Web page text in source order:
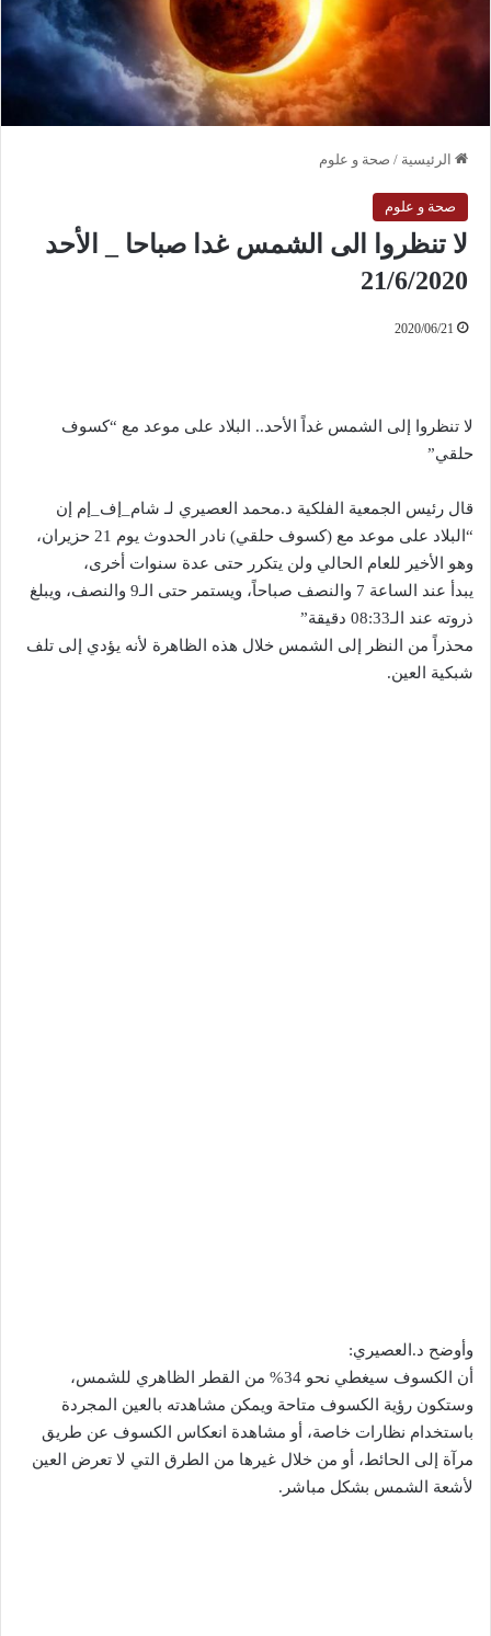
الرئيسية / صحة و علوم
صحة و علوم
لا تنظروا الى الشمس غدا صباحا _ الأحد
21/6/2020
2020/06/21
لا تنظروا إلى الشمس غداً الأحد.. البلاد على موعد مع “كسوف
حلقي”
قال رئيس الجمعية الفلكية د.محمد العصيري لـ شام_إف_إم إن
“البلاد على موعد مع (كسوف حلقي) نادر الحدوث يوم 21 حزيران،
وهو الأخير للعام الحالي ولن يتكرر حتى عدة سنوات أخرى،
يبدأ عند الساعة 7 والنصف صباحاً، ويستمر حتى الـ9 والنصف، ويبلغ
ذروته عند الـ08:33 دقيقة”
محذراً من النظر إلى الشمس خلال هذه الظاهرة لأنه يؤدي إلى تلف
شبكية العين.
وأوضح د.العصيري:
أن الكسوف سيغطي نحو 34% من القطر الظاهري للشمس،
وستكون رؤية الكسوف متاحة ويمكن مشاهدته بالعين المجردة
باستخدام نظارات خاصة، أو مشاهدة انعكاس الكسوف عن طريق
مرآة إلى الحائط، أو من خلال غيرها من الطرق التي لا تعرض العين
لأشعة الشمس بشكل مباشر.